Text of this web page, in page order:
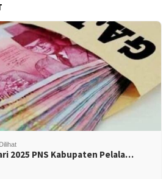
2025 PNS Kabupaten Pelala…